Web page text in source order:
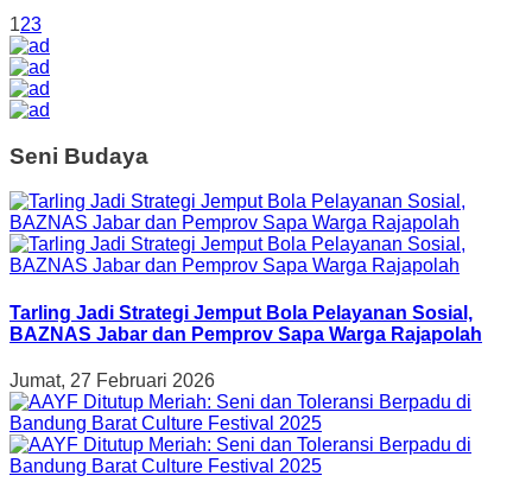
123
Seni Budaya
Tarling Jadi Strategi Jemput Bola Pelayanan Sosial,
BAZNAS Jabar dan Pemprov Sapa Warga Rajapolah
Jumat, 27 Februari 2026